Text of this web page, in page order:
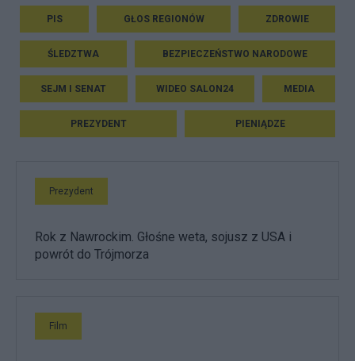
PIS GŁOS REGIONÓW ZDROWIE
ŚLEDZTWA BEZPIECZEŃSTWO NARODOWE
SEJM I SENAT WIDEO SALON24 MEDIA
PREZYDENT PIENIĄDZE
Prezydent
Rok z Nawrockim. Głośne weta, sojusz z USA i
powrót do Trójmorza
Film